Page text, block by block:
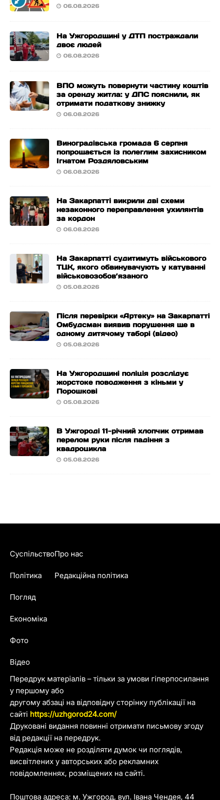
06.08.2026
На Ужгородщині у ДТП постраждали
двоє людей
06.08.2026
ВПО можуть повернути частину коштів
за оренду житла: у ДПС пояснили, як
отримати податкову знижку
06.08.2026
Виноградівська громада 6 серпня
попрощається із полеглим захисником
Ігнатом Роздяловським
06.08.2026
На Закарпатті викрили дві схеми
незаконного переправлення ухилянтів
за кордон
06.08.2026
На Закарпатті судитимуть військового
ТЦК, якого обвинувачують у катуванні
військовозобов’язаного
05.08.2026
Після перевірки «Артеку» на Закарпатті
Омбудсман виявив порушення ще в
одному дитячому таборі (відео)
05.08.2026
На Ужгородщині поліція розслідує
жорстоке поводження з кіньми у
Порошкові
05.08.2026
В Ужгороді 11-річний хлопчик отримав
перелом руки після падіння з
квадроцикла
05.08.2026
Передрук матеріалів – тільки за умови гіперпосилання
у першому або
другому абзаці на відповідну сторінку публікації на
сайті https://uzhgorod24.com/
Друковані видання повинні отримати письмову згоду
від редакції на передрук.
Редакція може не розділяти думок чи поглядів,
висвітлених у авторських або рекламних
повідомленнях, розміщених на сайті.
Поштова адреса: м. Ужгород, вул. Івана Чендея, 44
Суспільство
Політика
Погляд
Економіка
Фото
Відео
Про нас
Редакційна політика